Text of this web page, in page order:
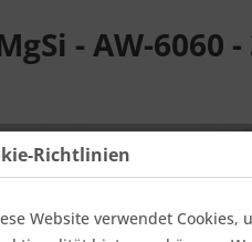
- AW-6060 -
Richtlinien
Website verwendet Cookies,